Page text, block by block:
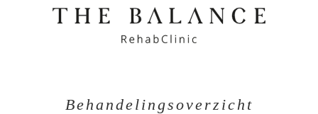
Behandelingsoverzicht